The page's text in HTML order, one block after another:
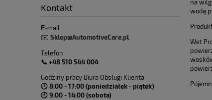
Kontakt
E-mail
✉️ Sklep@AutomotiveCare.pl
Telefon
📞 +48 510 544 004
Godziny pracy Biura Obsługi Klienta
🕘 8:00 - 17:00 (poniedziałek - piątek)
🕘 9:00 - 14:00 (sobota)
na
wodą
Wet